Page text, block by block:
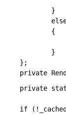
        }
        {
        }
};
private
if